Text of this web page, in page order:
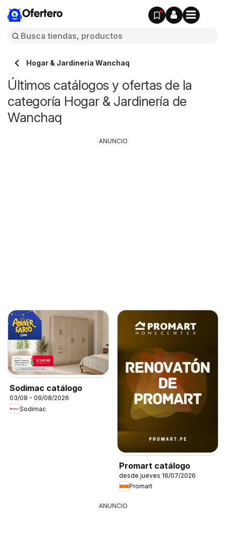
Ofertero
Hogar & Jardinería Wanchaq
Últimos catálogos y ofertas de la
categoría Hogar & Jardinería de
Wanchaq
Sodimac catálogo
03/08 - 09/08/2026
Sodimac
Promart catálogo
desde jueves 16/07/2026
Promart
ANUNCIO
ANUNCIO